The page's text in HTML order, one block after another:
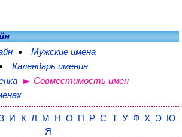
Мужские имена
Календарь именин
Совместимость имен
И К Л М Н О П Р С Т У Ф Х Э Ю
Я